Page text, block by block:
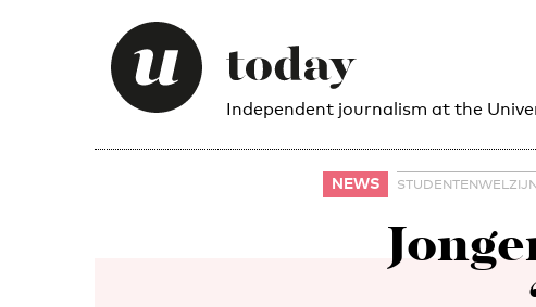
Independent journalism at the
NEWS STUDENTENWELZIJN